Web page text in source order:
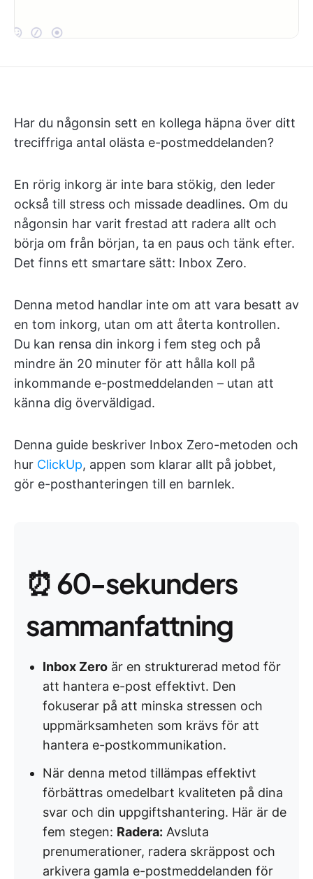
Har du någonsin sett en kollega häpna över ditt
treciffriga antal olästa e-postmeddelanden?
En rörig inkorg är inte bara stökig, den leder
också till stress och missade deadlines. Om du
någonsin har varit frestad att radera allt och
börja om från början, ta en paus och tänk efter.
Det finns ett smartare sätt: Inbox Zero.
Denna metod handlar inte om att vara besatt av
en tom inkorg, utan om att återta kontrollen.
Du kan rensa din inkorg i fem steg och på
mindre än 20 minuter för att hålla koll på
inkommande e-postmeddelanden – utan att
känna dig överväldigad.
Denna guide beskriver Inbox Zero-metoden och
hur ClickUp, appen som klarar allt på jobbet,
gör e-posthanteringen till en barnlek.
⏰ 60-sekunders
sammanfattning
Inbox Zero är en strukturerad metod för
att hantera e-post effektivt. Den
fokuserar på att minska stressen och
uppmärksamheten som krävs för att
hantera e-postkommunikation.
När denna metod tillämpas effektivt
förbättras omedelbart kvaliteten på dina
svar och din uppgiftshantering. Här är de
fem stegen: Radera: Avsluta
prenumerationer, radera skräppost och
arkivera gamla e-postmeddelanden för